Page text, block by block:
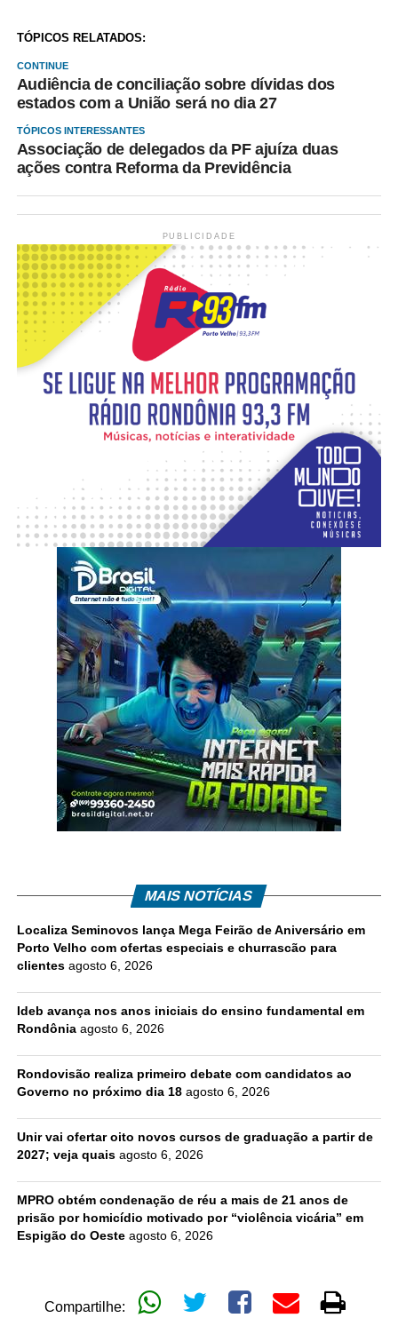
TÓPICOS RELATADOS:
CONTINUE
Audiência de conciliação sobre dívidas dos
estados com a União será no dia 27
TÓPICOS INTERESSANTES
Associação de delegados da PF ajuíza duas
ações contra Reforma da Previdência
PUBLICIDADE
MAIS NOTÍCIAS
Localiza Seminovos lança Mega Feirão de Aniversário em
Porto Velho com ofertas especiais e churrascão para
clientes agosto 6, 2026
Ideb avança nos anos iniciais do ensino fundamental em
Rondônia agosto 6, 2026
Rondovisão realiza primeiro debate com candidatos ao
Governo no próximo dia 18 agosto 6, 2026
Unir vai ofertar oito novos cursos de graduação a partir de
2027; veja quais agosto 6, 2026
MPRO obtém condenação de réu a mais de 21 anos de
prisão por homicídio motivado por “violência vicária” em
Espigão do Oeste agosto 6, 2026
Compartilhe: